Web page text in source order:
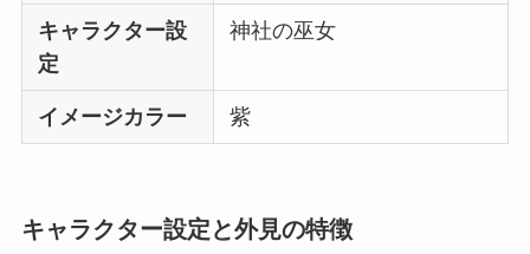
キャラクター設
定
神社の巫女
イメージカラー 紫
キャラクター設定と外見の特徴